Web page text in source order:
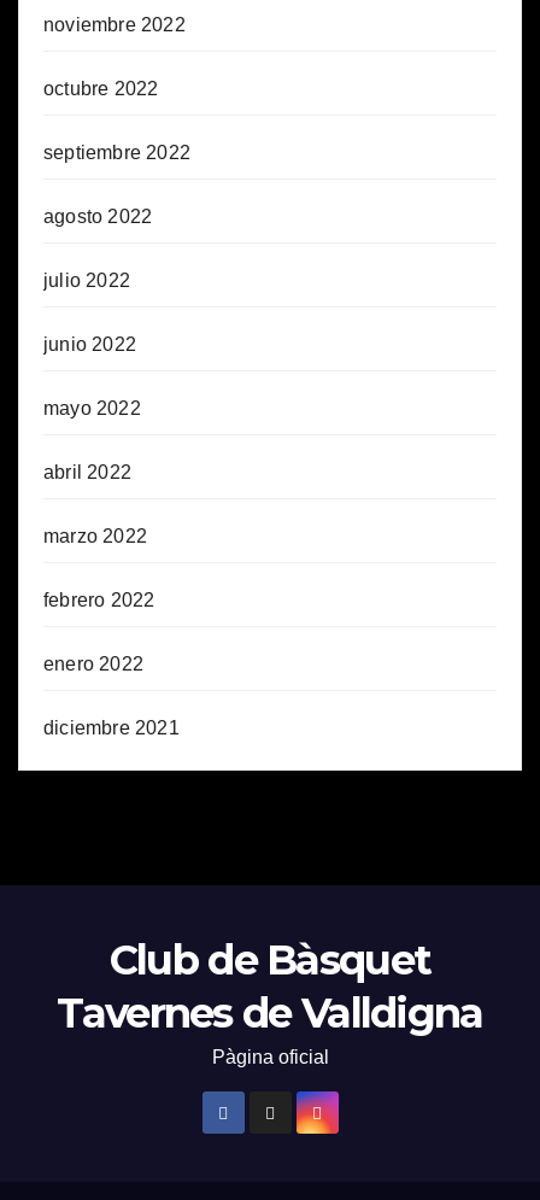
noviembre 2022
octubre 2022
septiembre 2022
agosto 2022
julio 2022
junio 2022
mayo 2022
abril 2022
marzo 2022
febrero 2022
enero 2022
diciembre 2021
Club de Bàsquet
Tavernes de Valldigna
Pàgina oficial